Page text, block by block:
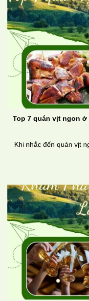
Top 7 quán vịt ngon ở
Khi nhắc đến quán vịt